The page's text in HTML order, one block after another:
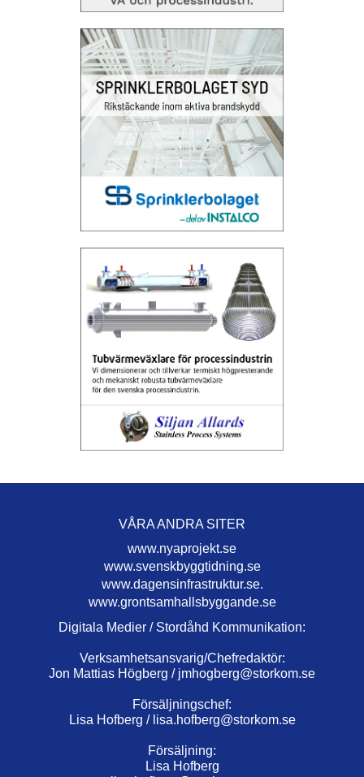
VÅRA ANDRA SITER
www.nyaprojekt.se
www.svenskbyggtidning.se
www.dagensinfrastruktur.se.
www.grontsamhallsbyggande.se
Digitala Medier / Stordåhd Kommunikation:
Verksamhetsansvarig/Chefredaktör:
Jon Mattias Högberg / jmhogberg@storkom.se
Försäljningschef:
Lisa Hofberg / lisa.hofberg@storkom.se
Försäljning:
Lisa Hofberg